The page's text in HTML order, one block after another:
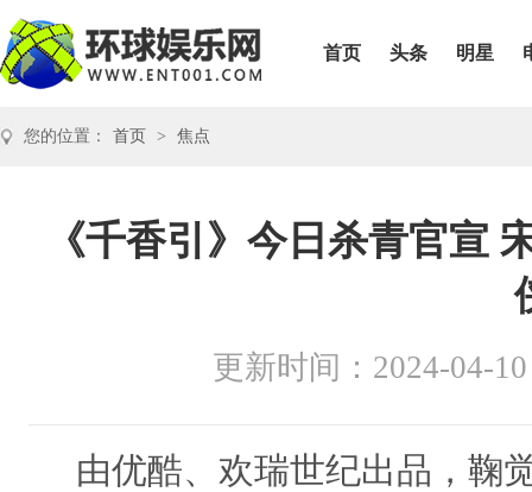
首页 头条 明星
您的位置： 首页 > 焦点
《千香引》今日杀青官宣
更新时间：2024-04-10
由优酷、欢瑞世纪出品，鞠